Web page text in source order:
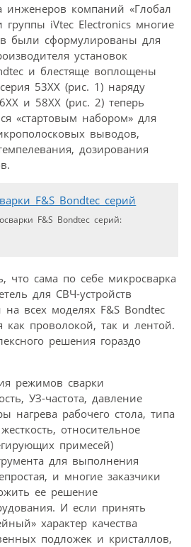
инженеров компаний «Глобал
группы iVtec Electronics многие
были сформулированы для
установок
и блестяще воплощены
53ХХ (рис. 1) наряду
и 58ХХ (рис. 2) теперь
«стартовым набором» для
выводов,
дозирования
F&S Bondtec серий:
что сама по себе микросварка
для СВЧ-устройств
на всех моделях F&S Bondtec
как проволокой, так и лентой.
решения гораздо
режимов сварки
УЗ-частота, давление
нагрева рабочего стола, типа
относительное
примесей)
для выполнения
и многие заказчики
ее решение
И если принять
характер качества
подложек и кристаллов,